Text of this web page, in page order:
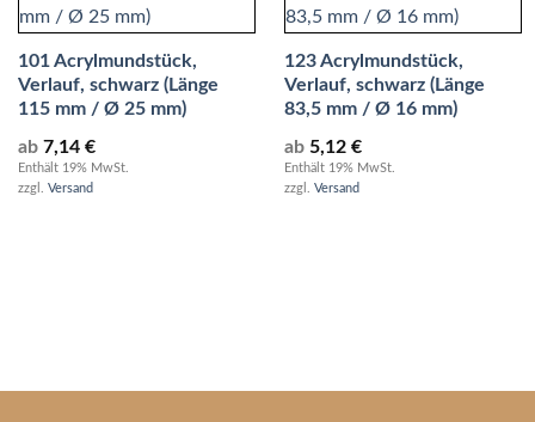
101 Acrylmundstück,
Verlauf, schwarz (Länge
115 mm / Ø 25 mm)
ab 7,14 €
Enthält 19% MwSt.
zzgl. Versand
123 Acrylmundstück,
Verlauf, schwarz (Länge
83,5 mm / Ø 16 mm)
ab 5,12 €
Enthält 19% MwSt.
zzgl. Versand